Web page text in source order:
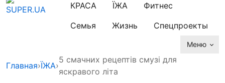
КРАСА ЇЖА
Фитнес
Семья
Жизнь Спецпроекты
Меню
Главная›ЇЖА›
5 смачних рецептів смузі для
яскравого літа